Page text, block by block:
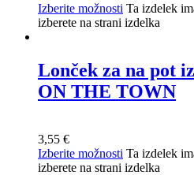
Izberite možnosti Ta izdelek
izberete na strani izdelka
Lonček za na pot
ON THE TOWN
3,55 €
Izberite možnosti Ta izdelek
izberete na strani izdelka